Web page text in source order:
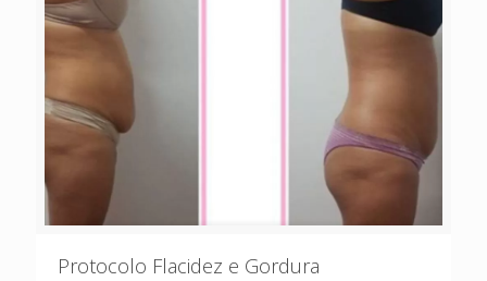
Protocolo Flacidez e Gordura